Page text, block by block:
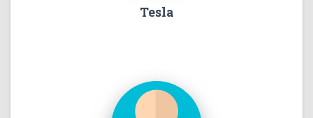
Tesla